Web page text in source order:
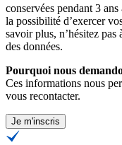
conservées pendant 3
la possibilité d’exercer
savoir plus, n’hésitez pas
des données.
Pourquoi nous
Ces informations nous
vous recontacter.
Je m'inscris